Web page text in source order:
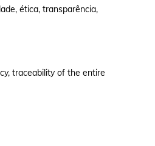
ética, transparência,
traceability of the entire